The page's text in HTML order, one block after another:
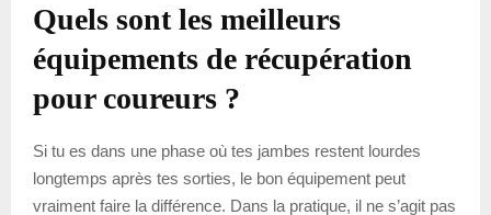
Quels sont les meilleurs
équipements de récupération
pour coureurs ?
Si tu es dans une phase où tes jambes restent lourdes
longtemps après tes sorties, le bon équipement peut
vraiment faire la différence. Dans la pratique, il ne s’agit pas